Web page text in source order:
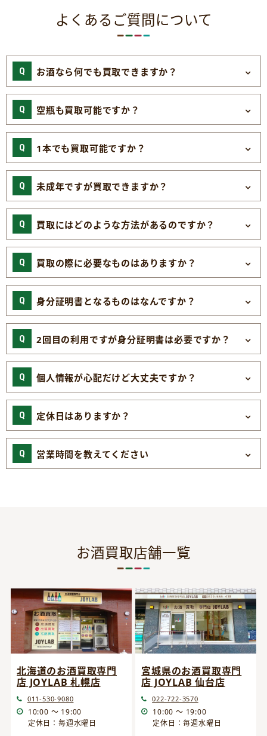
よくあるご質問について
お酒なら何でも買取できますか？
空瓶も買取可能ですか？
1本でも買取可能ですか？
未成年ですが買取できますか？
買取にはどのような方法があるのですか？
買取の際に必要なものはありますか？
身分証明書となるものはなんですか？
2回目の利用ですが身分証明書は必要ですか？
個人情報が心配だけど大丈夫ですか？
定休日はありますか？
営業時間を教えてください
お酒買取店舗一覧
北海道のお酒買取専門
店 JOYLAB 札幌店
011-530-9080
10:00 ～ 19:00
定休日：毎週水曜日
宮城県のお酒買取専門
店 JOYLAB 仙台店
022-722-3570
10:00 ～ 19:00
定休日：毎週水曜日